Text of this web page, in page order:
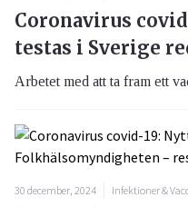
Coronavirus
testas i Sverige
Arbetet med att ta fram ett
30 december, 2024 Infektioner &